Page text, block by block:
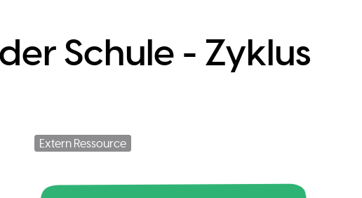
Schule - Zyklus
Extern Ressource